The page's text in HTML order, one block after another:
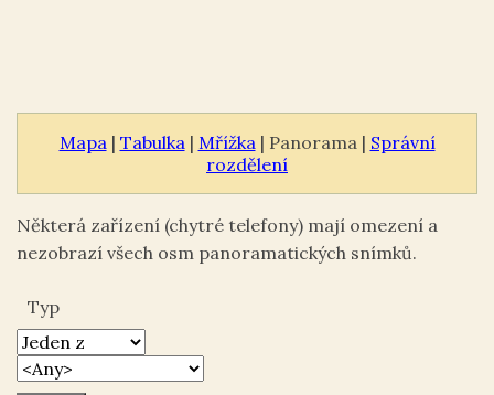
Mapa | Tabulka | Mřížka | Panorama | Správní
rozdělení
Některá zařízení (chytré telefony) mají omezení a
nezobrazí všech osm panoramatických snímků.
Typ